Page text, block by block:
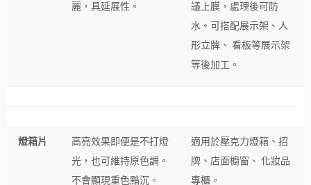
麗，具延展性。
議上膜，處理後可防
水。可搭配展示架、人
形立牌、 看板等展示架
等後加工。
燈箱片
高亮效果即便是不打燈
光，也可維持原色調。
不會顯現重色黯沉。
適用於壓克力燈箱、招
牌、店面櫥窗、 化妝品
專櫃。